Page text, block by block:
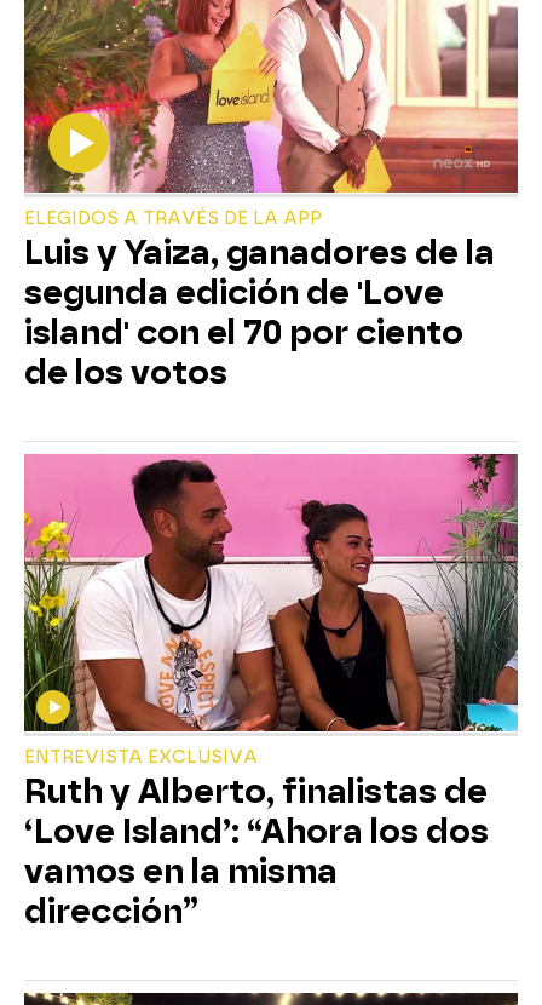
ELEGIDOS A TRAVÉS DE LA APP
Luis y Yaiza, ganadores de la
segunda edición de 'Love
island' con el 70 por ciento
de los votos
ENTREVISTA EXCLUSIVA
Ruth y Alberto, finalistas de
‘Love Island’: “Ahora los dos
vamos en la misma
dirección”